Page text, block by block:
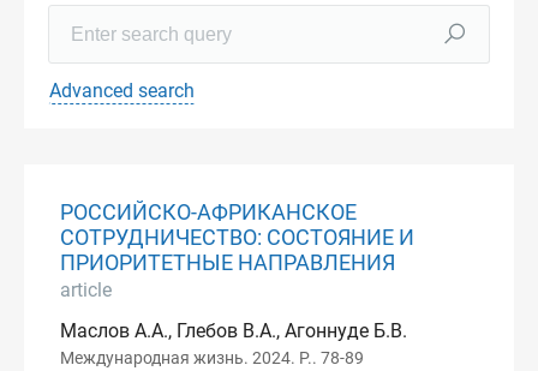
Advanced search
РОССИЙСКО-АФРИКАНСКОЕ
СОТРУДНИЧЕСТВО: СОСТОЯНИЕ И
ПРИОРИТЕТНЫЕ НАПРАВЛЕНИЯ
article
Маслов А.А., Глебов В.А., Агоннуде Б.В.
Международная жизнь. 2024. P.. 78-89